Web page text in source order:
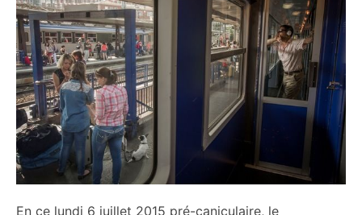
En ce lundi 6 juillet 2015 pré-caniculaire, le